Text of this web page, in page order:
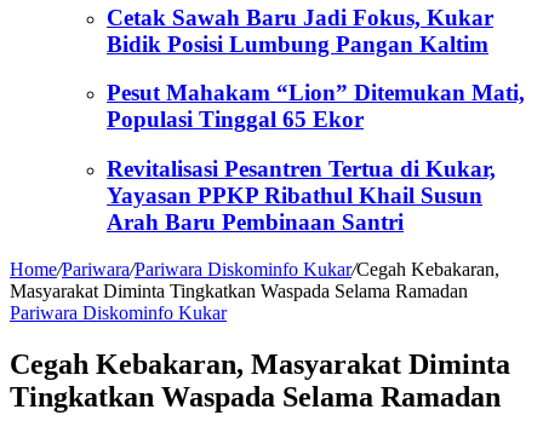
Cetak Sawah Baru Jadi Fokus, Kukar
Bidik Posisi Lumbung Pangan Kaltim
Pesut Mahakam “Lion” Ditemukan Mati,
Populasi Tinggal 65 Ekor
Revitalisasi Pesantren Tertua di Kukar,
Yayasan PPKP Ribathul Khail Susun
Arah Baru Pembinaan Santri
Home/Pariwara/Pariwara Diskominfo Kukar/Cegah Kebakaran,
Masyarakat Diminta Tingkatkan Waspada Selama Ramadan
Pariwara Diskominfo Kukar
Cegah Kebakaran, Masyarakat Diminta
Tingkatkan Waspada Selama Ramadan